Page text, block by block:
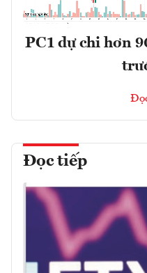
PC1 dự chi hơn
Đọc tiếp